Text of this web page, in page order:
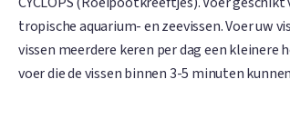
tropische aquarium- en zeevissen. Voer uw
vissen meerdere keren per dag een kleinere
voer die de vissen binnen 3-5 minuten